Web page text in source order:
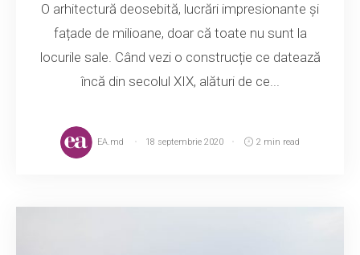
O arhitectură deosebită, lucrări impresionante și
fațade de milioane, doar că toate nu sunt la
locurile sale. Când vezi o construcție ce datează
încă din secolul XIX, alături de ce...
EA.md 18 septembrie 2020 2 min read